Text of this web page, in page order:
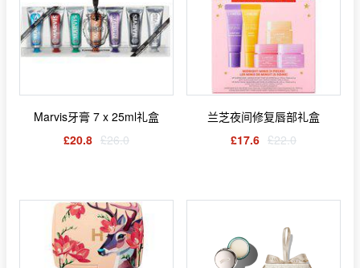
Marvis牙膏 7 x 25ml礼盒
£20.8 £26.0
兰芝夜间修复唇部礼盒
£17.6 £22.0